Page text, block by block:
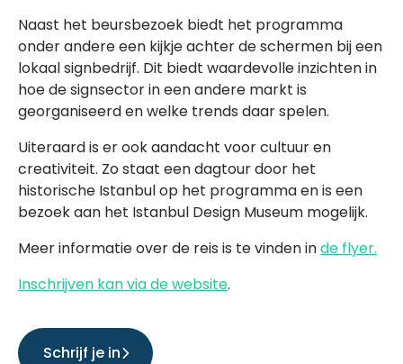
Naast het beursbezoek biedt het programma
onder andere een kijkje achter de schermen bij een
lokaal signbedrijf. Dit biedt waardevolle inzichten in
hoe de signsector in een andere markt is
georganiseerd en welke trends daar spelen.
Uiteraard is er ook aandacht voor cultuur en
creativiteit. Zo staat een dagtour door het
historische Istanbul op het programma en is een
bezoek aan het Istanbul Design Museum mogelijk.
Meer informatie over de reis is te vinden inde flyer.
Inschrijven kan via de website.
Schrijf je in